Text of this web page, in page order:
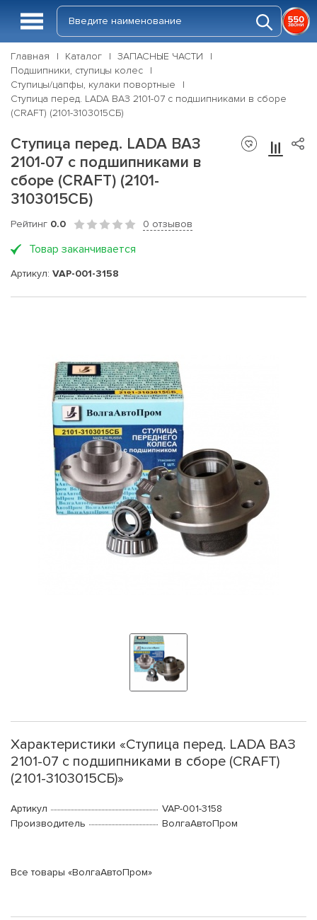
Главная Каталог
ЗАПАСНЫЕ ЧАСТИ
Подшипники, ступицы колес
Ступицы/цапфы, кулаки повортные
Ступица перед. LADA ВАЗ 2101-07 с подшипниками в сборе
(CRAFT) (2101-3103015СБ)
Ступица перед. LADA ВАЗ
2101-07 с подшипниками в
сборе (CRAFT) (2101-
3103015СБ)
Рейтинг 0.0 0 отзывов
Товар заканчивается
Артикул: VAP-001-3158
Характеристики «Ступица перед. LADA ВАЗ
2101-07 с подшипниками в сборе (CRAFT)
(2101-3103015СБ)»
Артикул
VAP-001-3158
Производитель
ВолгаАвтоПром
Все товары «ВолгаАвтоПром»